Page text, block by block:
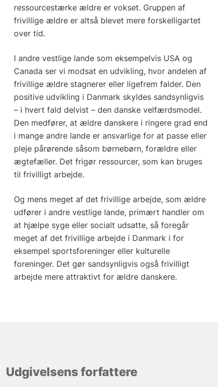
ressourcestærke ældre er vokset. Gruppen af
frivillige ældre er altså blevet mere forskelligartet
over tid.
I andre vestlige lande som eksempelvis USA og
Canada ser vi modsat en udvikling, hvor andelen af
frivillige ældre stagnerer eller ligefrem falder. Den
positive udvikling i Danmark skyldes sandsynligvis
– i hvert fald delvist – den danske velfærdsmodel.
Den medfører, at ældre danskere i ringere grad end
i mange andre lande er ansvarlige for at passe eller
pleje pårørende såsom børnebørn, forældre eller
ægtefæller. Det frigør ressourcer, som kan bruges
til frivilligt arbejde.
Og mens meget af det frivillige arbejde, som ældre
udfører i andre vestlige lande, primært handler om
at hjælpe syge eller socialt udsatte, så foregår
meget af det frivillige arbejde i Danmark i for
eksempel sportsforeninger eller kulturelle
foreninger. Det gør sandsynligvis også frivilligt
arbejde mere attraktivt for ældre danskere.
Udgivelsens forfattere